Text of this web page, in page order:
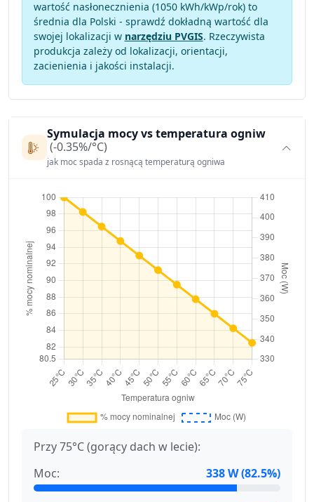
wartość nasłonecznienia (1050 kWh/kWp/rok) to
średnia dla Polski - sprawdź dokładną wartość dla
swojej lokalizacji w narzędziu PVGIS. Rzeczywista
produkcja zależy od lokalizacji, orientacji,
zacienienia i jakości instalacji.
Symulacja mocy vs temperatura ogniw
(-0.35%/°C)
jak moc spada z rosnącą temperaturą ogniwa
Przy 75°C (gorący dach w lecie):
Moc:
338 W (82.5%)